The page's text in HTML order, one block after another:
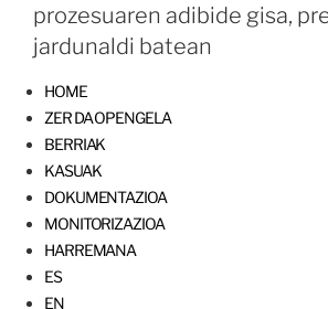
prozesuaren adibide gisa,
jardunaldi batean
HOME
ZER DA OPENGELA
BERRIAK
KASUAK
DOKUMENTAZIOA
MONITORIZAZIOA
HARREMANA
ES
EN